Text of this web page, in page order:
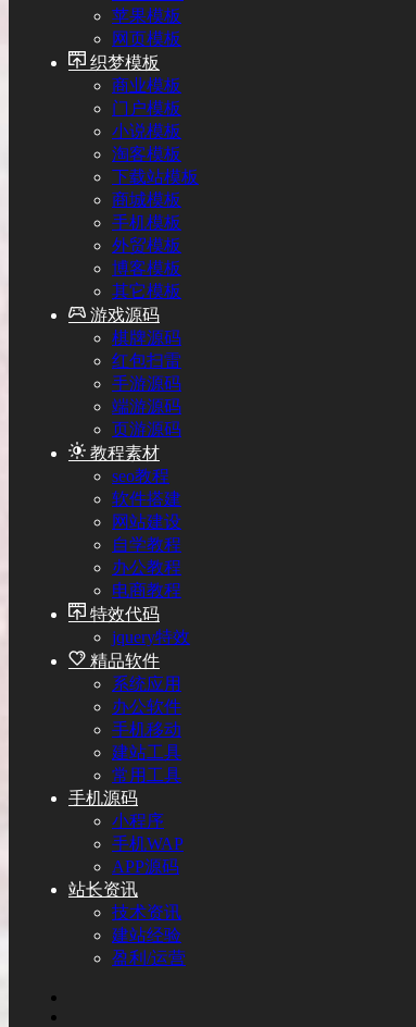
苹果模板
网页模板
织梦模板
商业模板
门户模板
小说模板
淘客模板
下载站模板
商城模板
手机模板
外贸模板
博客模板
其它模板
游戏源码
棋牌源码
红包扫雷
手游源码
端游源码
页游源码
教程素材
seo教程
软件搭建
网站建设
自学教程
办公教程
电商教程
特效代码
jquery特效
精品软件
系统应用
办公软件
手机移动
建站工具
常用工具
手机源码
小程序
手机WAP
APP源码
站长资讯
技术资讯
建站经验
盈利/运营